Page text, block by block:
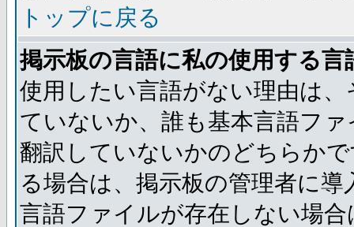
トップに戻る
掲示板の言語に私の使用する
使用したい言語がない理由は
ていないか、誰も基本言語フ
翻訳していないかのどちらか
る場合は、掲示板の管理者に
言語ファイルが存在しない場